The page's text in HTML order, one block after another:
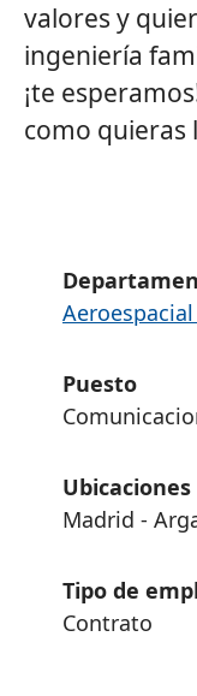
valores y
ingeniería
¡te
como quieras
Puesto
Ubicaciones
Madrid -
Tipo de
Contrato